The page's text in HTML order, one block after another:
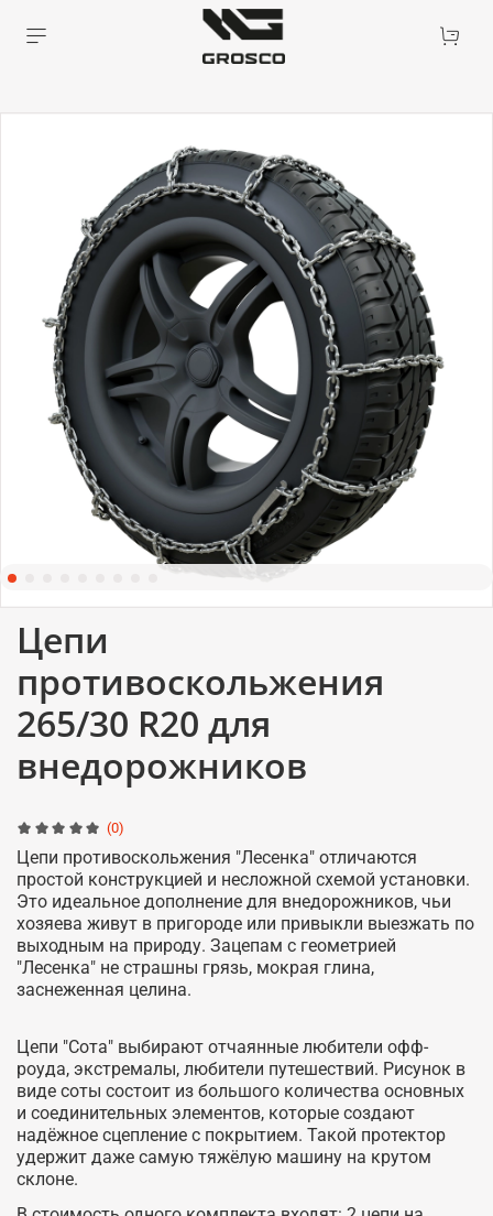
(0)
Цепи
противоскольжения
265/30 R20 для
внедорожников
Цепи противоскольжения "Лесенка" отличаются
простой конструкцией и несложной схемой установки.
Это идеальное дополнение для внедорожников, чьи
хозяева живут в пригороде или привыкли выезжать по
выходным на природу. Зацепам с геометрией
"Лесенка" не страшны грязь, мокрая глина,
заснеженная целина.
Цепи "Сота" выбирают отчаянные любители офф-
роуда, экстремалы, любители путешествий. Рисунок в
виде соты состоит из большого количества основных
и соединительных элементов, которые создают
надёжное сцепление с покрытием. Такой протектор
удержит даже самую тяжёлую машину на крутом
склоне.